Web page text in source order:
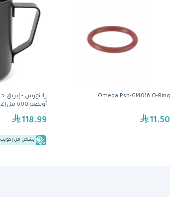
أونصة 600 مل(RHTEF20OZ)
118.99
يشحن من إكويب
Omega Psh-Gl4016 O-Ring
11.50